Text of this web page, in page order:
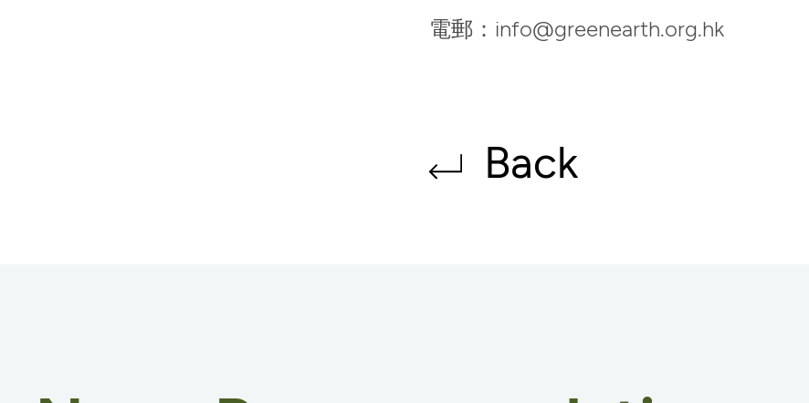
電郵： info@greenearth.org.hk
Back